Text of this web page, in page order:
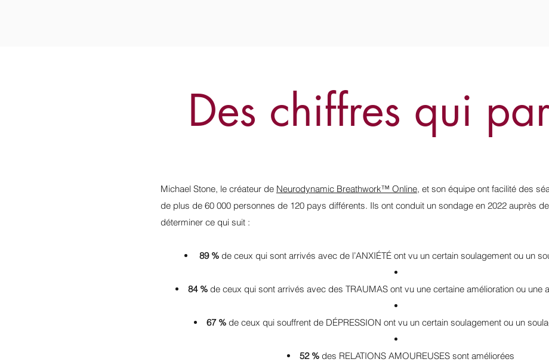
Des chiffres qui
Michael Stone, le créateur de Neurodynamic Breathwork™ Online, et son équipe ont facilité des
de plus de 60 000 personnes de 120 pays différents. Ils ont conduit un sondage en 2022 auprès
déterminer ce qui suit :
89 % de ceux qui sont arrivés avec de l’ANXIÉTÉ ont vu un certain soulagement ou un
84 % de ceux qui sont arrivés avec des TRAUMAS ont vu une certaine amélioration ou une
67 % de ceux qui souffrent de DÉPRESSION ont vu un certain soulagement ou un
52 % des RELATIONS AMOUREUSES sont améliorées